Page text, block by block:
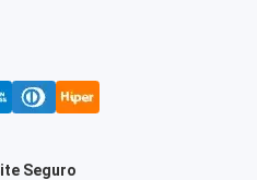
Seguro